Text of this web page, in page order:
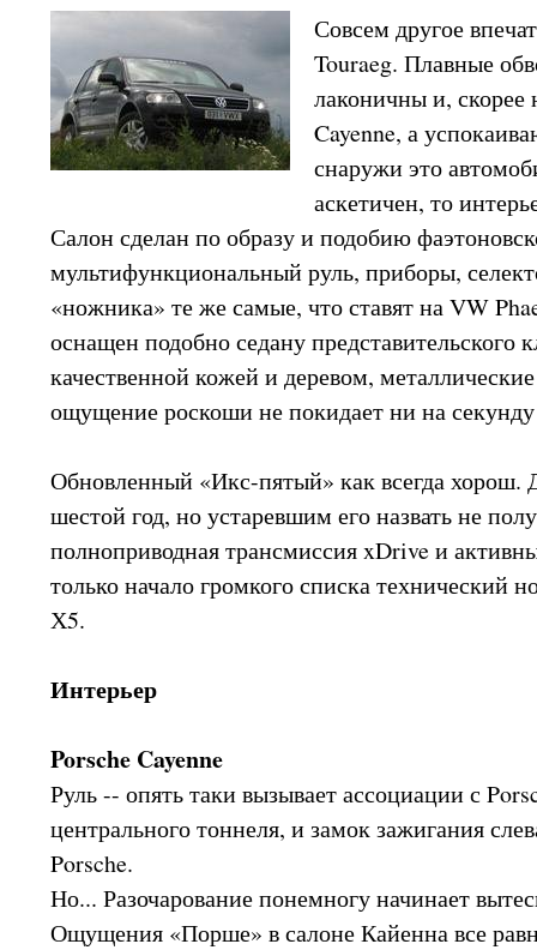
Совсем другое
Touraeg. Плавные
лаконичны и, скорее
Cayenne, а
снаружи это
аскетичен, то
Салон сделан по образу и подобию
мультифункциональный руль, приборы,
«ножника» те же самые, что ставят на VW
оснащен подобно седану представительского
качественной кожей и деревом,
ощущение роскоши не покидает ни на
Обновленный «Икс-пятый» как всегда хорош.
шестой год, но устаревшим его назвать не
полноприводная трансмиссия xDrive и
только начало громкого списка технический
Х5.
Интерьер
Porsche Cayenne
Руль -- опять таки вызывает ассоциации с
центрального тоннеля, и замок зажигания
Porsche.
Но... Разочарование понемногу начинает
Ощущения «Порше» в салоне Кайенна все